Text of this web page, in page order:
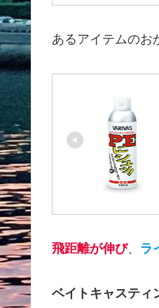
あるアイテムのお
飛距離が伸び、 ラ
ベイトキャスティ